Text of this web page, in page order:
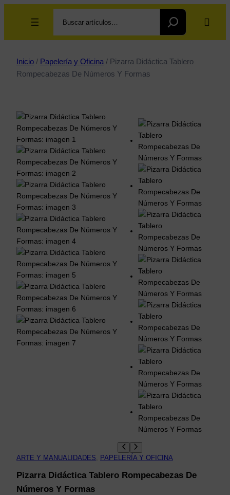
Inicio / Papelería y Oficina / Pizarra Didáctica Tablero
Rompecabezas De Números Y Formas
ARTE Y MANUALIDADES, PAPELERÍA Y OFICINA
Pizarra Didáctica Tablero Rompecabezas De
Números Y Formas